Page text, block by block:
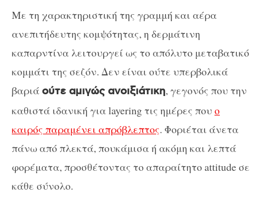
Με τη χαρακτηριστική της γραμμή και αέρα
ανεπιτήδευτης κομψότητας, η δερμάτινη
καπαρντίνα λειτουργεί ως το απόλυτο μεταβατικό
κομμάτι της σεζόν. Δεν είναι ούτε υπερβολικά
βαριάούτε αμιγώς ανοιξιάτικη, γεγονός που την
καθιστά ιδανική για layering τις ημέρες που ο
καιρός παραμένει απρόβλεπτος. Φοριέται άνετα
πάνω από πλεκτά, πουκάμισα ή ακόμη και λεπτά
φορέματα, προσθέτοντας το απαραίτητο attitude σε
κάθε σύνολο.